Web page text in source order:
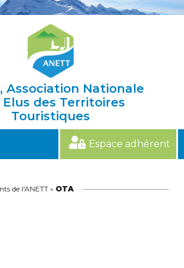
Association Nationale
Elus des Territoires
Touristiques
Espace adhérent
de l'ANETT» OTA